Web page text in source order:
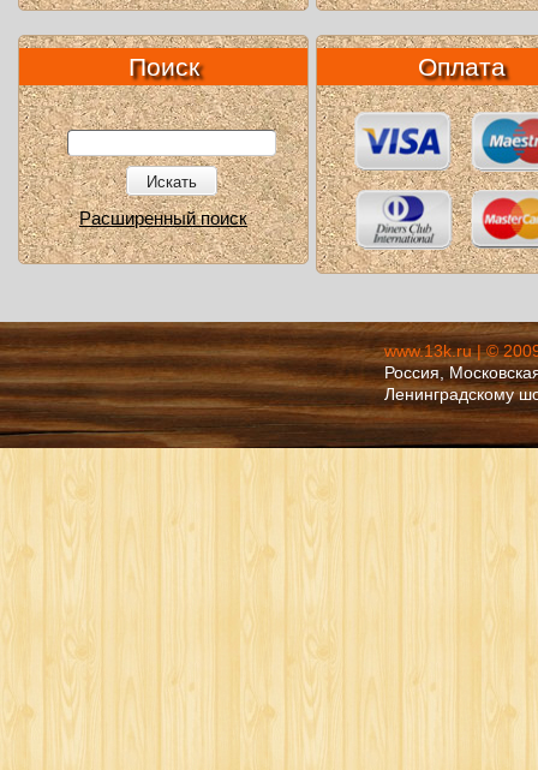
Поиск
Искать
Расширенный поиск
Оплата
www.13k.ru | ©
Россия,
Ленинградскому